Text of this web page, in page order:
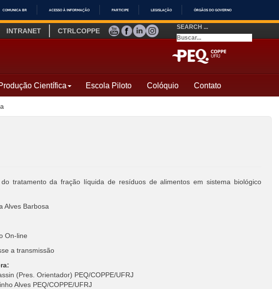
COMUNICA BR ACESSO À INFORMAÇÃO PARTICIPE LEGISLAÇÃO ÓRGÃOS DO GOVERNO
INTRANET CTRLCOPPE YOUTUBE
FACEBOOK
LINKEDIN
INSTAGRAMSEARCH ...
Científica Escola Piloto Colóquio Contato
do tratamento da fração líquida de resíduos de alimentos em sistema biológico
Alves Barbosa
On-line
a transmissão
(Pres. Orientador) PEQ/COPPE/UFRJ
Alves PEQ/COPPE/UFRJ